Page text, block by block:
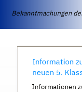
Bekanntmachungen
Information
neuen 5.
Informationen